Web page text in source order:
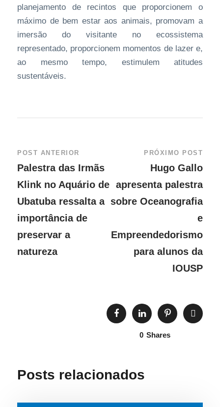
planejamento de recintos que proporcionem o
máximo de bem estar aos animais, promovam a
imersão do visitante no ecossistema
representado, proporcionem momentos de lazer e,
ao mesmo tempo, estimulem atitudes
sustentáveis.
POST ANTERIOR
Palestra das Irmãs
Klink no Aquário de
Ubatuba ressalta a
importância de
preservar a
natureza
PRÓXIMO POST
Hugo Gallo
apresenta palestra
sobre Oceanografia
e
Empreendedorismo
para alunos da
IOUSP
0 Shares
Posts relacionados